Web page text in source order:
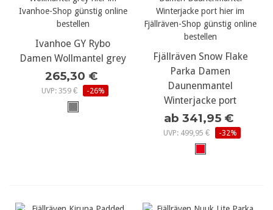
Ivanhoe GY Rybo
Damen Wollmantel grey
265,30 €
UVP: 359 € -26%
Fjällräven Snow Flake
Parka Damen
Daunenmantel
Winterjacke port
ab 341,95 €
UVP: 499,95 € -32%